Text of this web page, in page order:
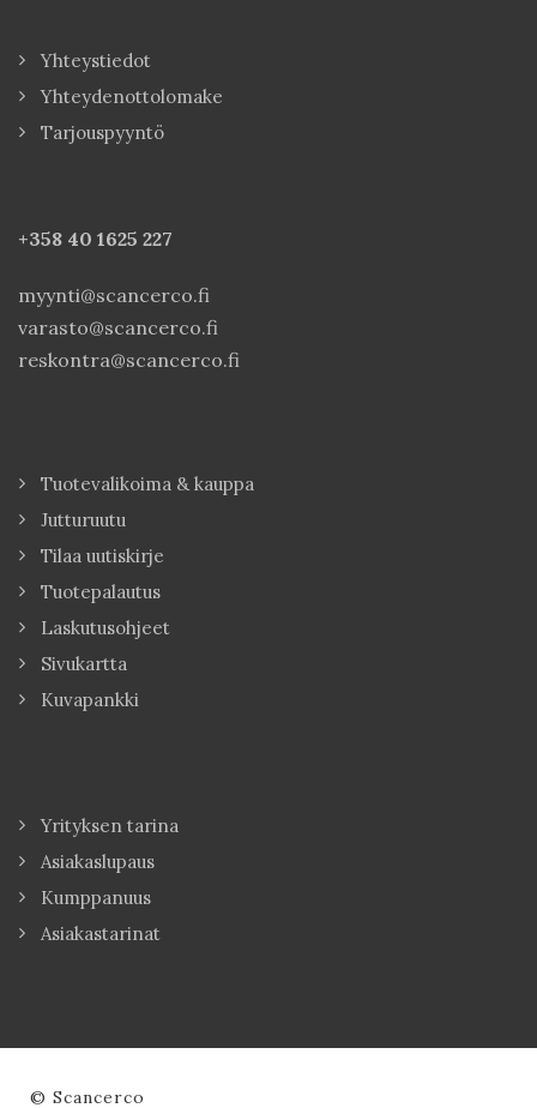
Yhteystiedot
Yhteydenottolomake
Tarjouspyyntö
+358 40 1625 227
myynti@scancerco.fi
varasto@scancerco.fi
reskontra@scancerco.fi
Tuotevalikoima & kauppa
Jutturuutu
Tilaa uutiskirje
Tuotepalautus
Laskutusohjeet
Sivukartta
Kuvapankki
Yrityksen tarina
Asiakaslupaus
Kumppanuus
Asiakastarinat
© Scancerco